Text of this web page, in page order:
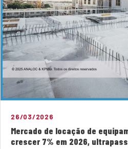
26/03/2026
Mercado de locação de
crescer 7% em 2026,